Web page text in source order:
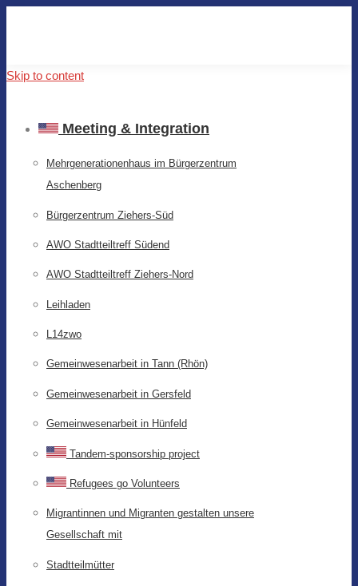
Skip to content
Meeting & Integration
Mehrgenerationenhaus im Bürgerzentrum
Aschenberg
Bürgerzentrum Ziehers-Süd
AWO Stadtteiltreff Südend
AWO Stadtteiltreff Ziehers-Nord
Leihladen
L14zwo
Gemeinwesenarbeit in Tann (Rhön)
Gemeinwesenarbeit in Gersfeld
Gemeinwesenarbeit in Hünfeld
Tandem-sponsorship project
Refugees go Volunteers
Migrantinnen und Migranten gestalten unsere
Gesellschaft mit
Stadtteilmütter